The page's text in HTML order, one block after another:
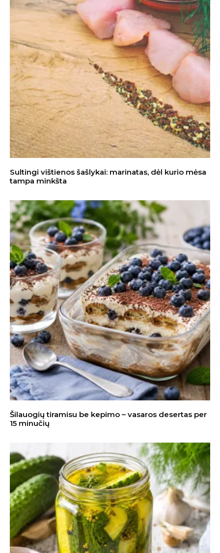
Sultingi vištienos šašlykai: marinatas, dėl kurio mėsa
tampa minkšta
Šilauogių tiramisu be kepimo – vasaros desertas per
15 minučių